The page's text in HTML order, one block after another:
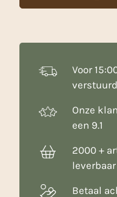
-
aantal
Voor
verstuurd
Onze
een 9.1
2000 +
leverbaar
Betaal